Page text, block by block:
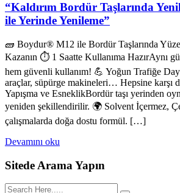
“Kaldırım Bordür Taşlarında
ile Yerinde Yenileme”
🧱 Boydur® M12 ile Bordür Taşlarında
Kazanın ⏱️ 1 Saatte Kullanıma HazırAynı
hem güvenli kullanım! 💪 Yoğun Trafiğe
araçlar, süpürge makineleri… Hepsine karşı
Yapışma ve EsneklikBordür taşı yerinden
yeniden şekillendirilir. 🌍 Solvent İçermez,
çalışmalarda doğa dostu formül. […]
Devamını oku
Sitede Arama Yapın